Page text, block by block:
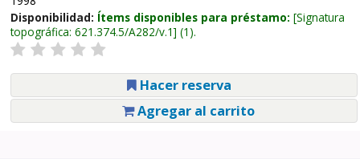
Disponibilidad: Ítems disponibles para préstamo: Signatura
topográfica: 621.374.5/A282/v.1 (1).
Hacer reserva
Agregar al carrito